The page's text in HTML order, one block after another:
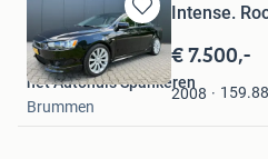
Bewaren
Mijn
Favorieten
Intense.
€ 7.500,-
2008
het Autohuis Spankeren
Brummen